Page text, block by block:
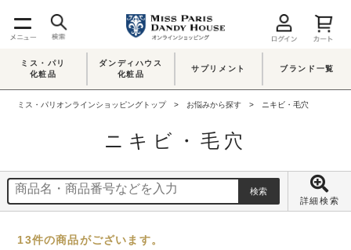
ミス・パリ
化粧品
ダンディハウス
化粧品
サプリメント ブランド一覧
ミス・パリオンラインショッピングトップ お悩みから探す ニキビ・毛穴
ニキビ・毛穴
詳細検索
13件の商品がございます。